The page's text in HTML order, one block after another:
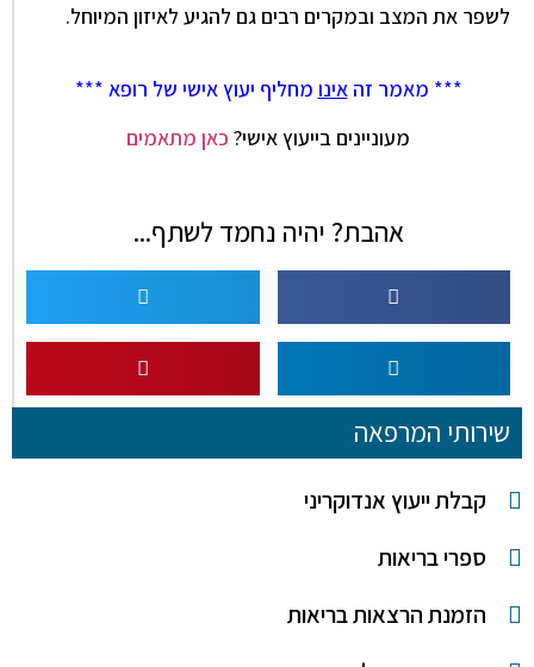
לשפר את המצב ובמקרים רבים גם להגיע לאיזון המיוחל.
*** מאמר זהאינו מחליף יעוץ אישי של רופא ***
מעוניינים בייעוץ אישי? כאן מתאמים
אהבת? יהיה נחמד לשתף...
שירותי המרפאה
קבלת ייעוץ אנדוקריני
ספרי בריאות
הזמנת הרצאות בריאות